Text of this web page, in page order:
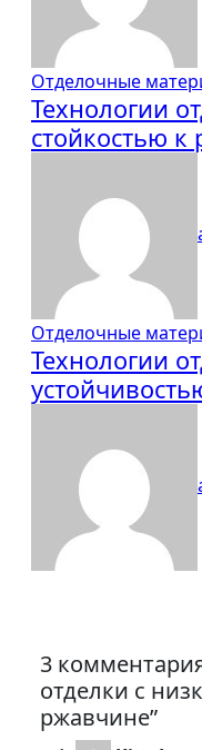
Отделочные
Технологии
стойкостью к
Отделочные
Технологии
3
отделки с
ржавчине”